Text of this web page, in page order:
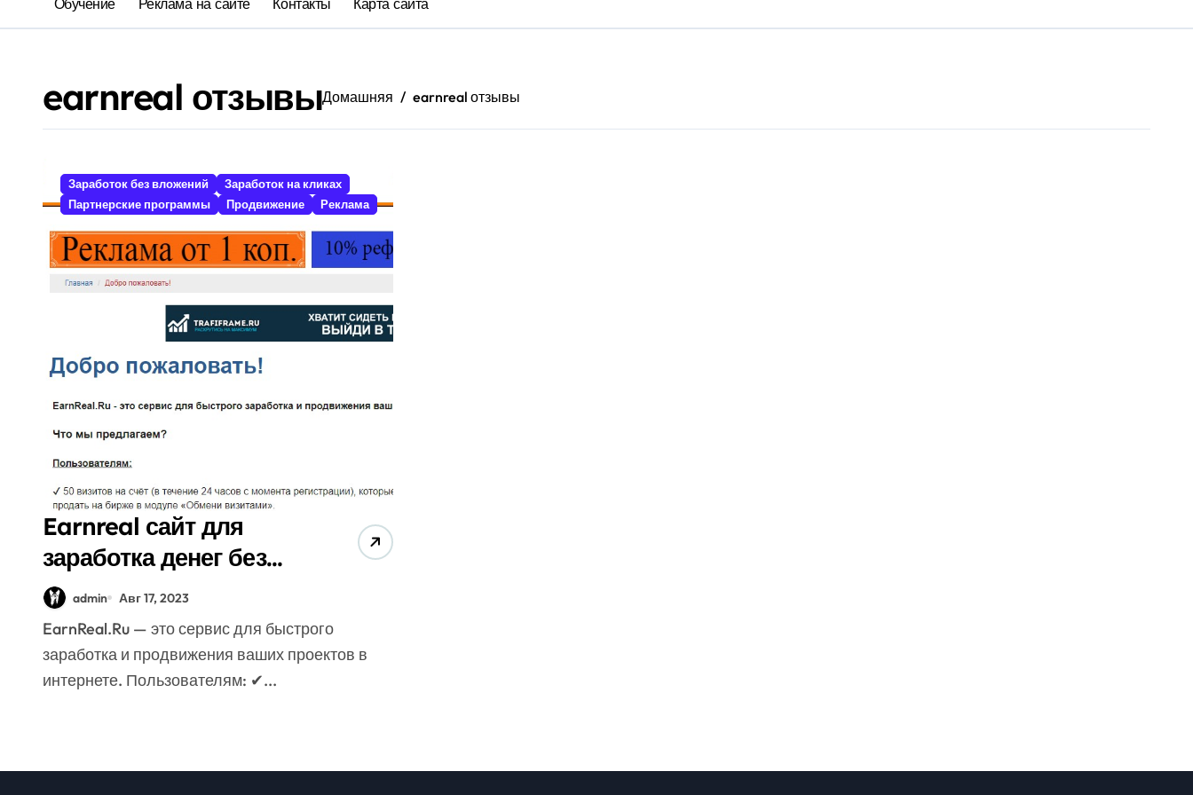
Обучение Реклама на сайте Контакты Карта сайта
earnreal отзывыДомашняя earnreal отзывы
Заработок без вложений
Заработок на кликах
Партнерские программы
Продвижение Реклама
Earnreal сайт для
заработка денег без
вложений на просмотре
рекламы
admin Авг 17, 2023
EarnReal.Ru — это сервис для быстрого
заработка и продвижения ваших проектов в
интернете. Пользователям: ✔...